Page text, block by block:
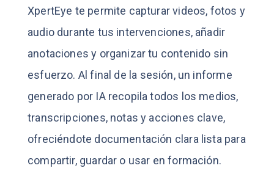
XpertEye te permite capturar videos, fotos y
audio durante tus intervenciones, añadir
anotaciones y organizar tu contenido sin
esfuerzo. Al final de la sesión, un informe
generado por IA recopila todos los medios,
transcripciones, notas y acciones clave,
ofreciéndote documentación clara lista para
compartir, guardar o usar en formación.